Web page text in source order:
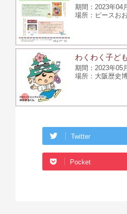
2023年04
ピースお
わくわく子ど
2023年05
大阪歴史
Twitter
Pocket